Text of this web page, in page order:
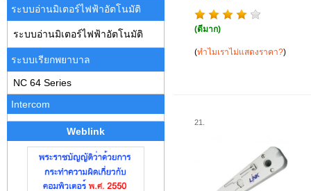
(ดีมาก)
(ทำไมเราไม่แสดงราคา?)
21.
ระบบอ่านมิเตอร์ไฟฟ้าอัตโนมัติ
ระบบอ่านมิเตอร์ไฟฟ้าอัตโนมัติ
ระบบเรียกพยาบาล
NC 64 Series
Intercom
Weblink